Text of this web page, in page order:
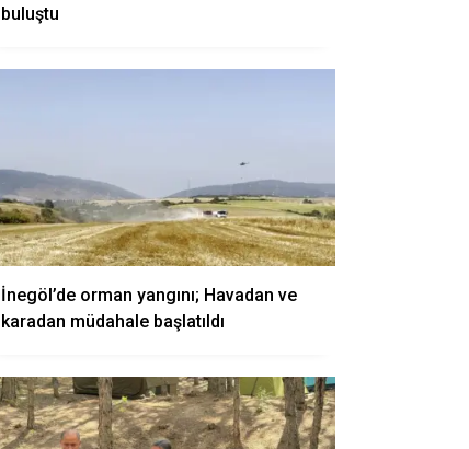
buluştu
İnegöl’de orman yangını; Havadan ve
karadan müdahale başlatıldı